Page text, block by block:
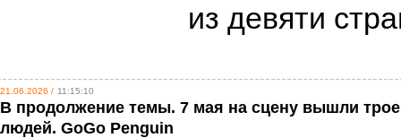
из девяти
21.06.2026 / 11:15:10
В продолжение темы. 7 мая на сцену вышли
людей. GoGo Penguin